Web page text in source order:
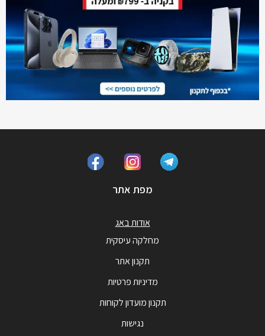
מפת אתר
אודות באג
מחלקה עיסקית
תקנון אתר
מדיניות פרטיות
תקנון מועדון לקוחות
נגישות